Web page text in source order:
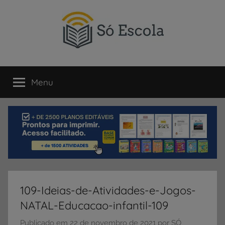
SÓ
ESCOLA
um
portal
direcionado
compartilhamento
dicas
Menu
109-Ideias-de-Atividades-e-Jogos-
NATAL-Educacao-infantil-109
Publicado em 22 de novembro de 2021 por SÓ